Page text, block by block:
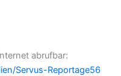
abrufbar:
Servus-Reportage56